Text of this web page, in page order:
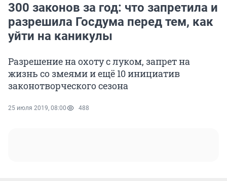
300 законов за год: что запретила и
разрешила Госдума перед тем, как
уйти на каникулы
Разрешение на охоту с луком, запрет на
жизнь со змеями и ещё 10 инициатив
законотворческого сезона
25 июля 2019, 08:00 488